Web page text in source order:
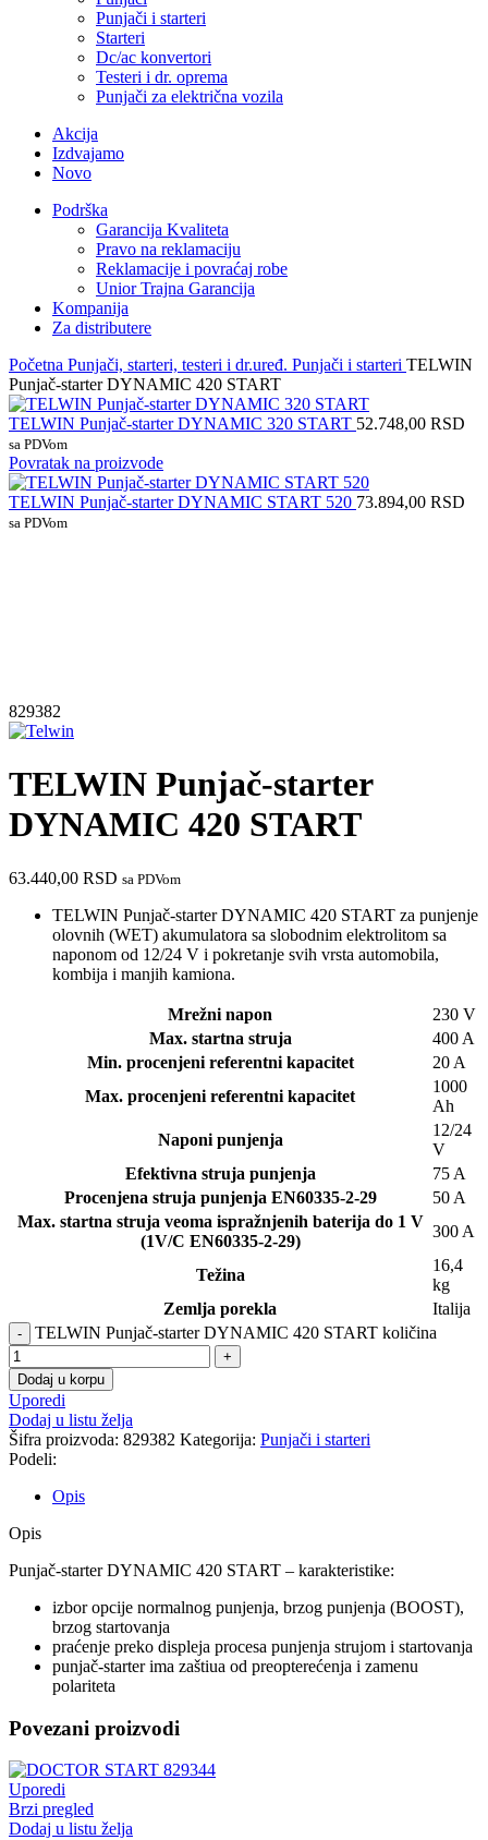
Punjači i starteri
Starteri
Dc/ac konvertori
Testeri i dr. oprema
Punjači za električna vozila
Akcija
Izdvajamo
Novo
Podrška
Garancija Kvaliteta
Pravo na reklamaciju
Reklamacije i povraćaj robe
Unior Trajna Garancija
Kompanija
Za distributere
Početna Punjači, starteri, testeri i dr.uređ. Punjači i starteri TELWIN
Punjač-starter DYNAMIC 420 START
TELWIN Punjač-starter DYNAMIC 320 START 52.748,00 RSD
sa PDVom
Povratak na proizvode
TELWIN Punjač-starter DYNAMIC START 520 73.894,00 RSD
sa PDVom
829382
TELWIN Punjač-starter
DYNAMIC 420 START
63.440,00 RSD sa PDVom
TELWIN Punjač-starter DYNAMIC 420 START za punjenje
olovnih (WET) akumulatora sa slobodnim elektrolitom sa
naponom od 12/24 V i pokretanje svih vrsta automobila,
kombija i manjih kamiona.
Mrežni napon
230 V
Max. startna struja
400 A
Min. procenjeni referentni kapacitet
20 A
Max. procenjeni referentni kapacitet
1000
Ah
Naponi punjenja
12/24
V
Efektivna struja punjenja
75 A
Procenjena struja punjenja EN60335-2-29
50 A
Max. startna struja veoma ispražnjenih baterija do 1 V
(1V/C EN60335-2-29)
300 A
Težina
16,4
kg
Zemlja porekla
Italija
TELWIN Punjač-starter DYNAMIC 420 START količina
Dodaj u korpu
Uporedi
Dodaj u listu želja
Šifra proizvoda: 829382 Kategorija: Punjači i starteri
Podeli:
Opis
Opis
Punjač-starter DYNAMIC 420 START – karakteristike:
izbor opcije normalnog punjenja, brzog punjenja (BOOST),
brzog startovanja
praćenje preko displeja procesa punjenja strujom i startovanja
punjač-starter ima zaštiua od preopterećenja i zamenu
polariteta
Povezani proizvodi
Uporedi
Brzi pregled
Dodaj u listu želja